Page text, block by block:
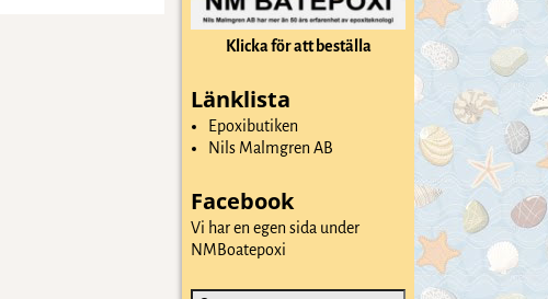
Klicka för att beställa
Länklista
Epoxibutiken
Nils Malmgren AB
Facebook
Vi har en egen sida under
NMBoatepoxi